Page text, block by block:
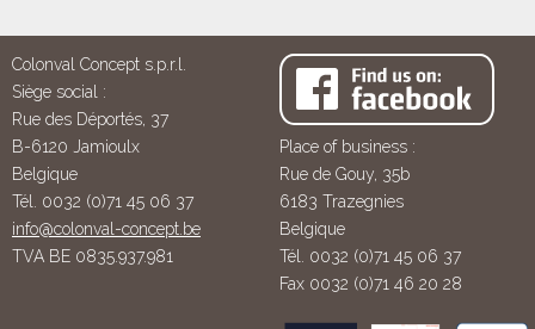
Colonval Concept s.p.r.l.
Siège social :
Rue des Déportés, 37
B-6120 Jamioulx
Belgique
Tél. 0032 (0)71 45 06 37
info@colonval-concept.be
TVA BE 0835.937.981
Place of business :
Rue de Gouy, 35b
6183 Trazegnies
Belgique
Tél. 0032 (0)71 45 06 37
Fax 0032 (0)71 46 20 28